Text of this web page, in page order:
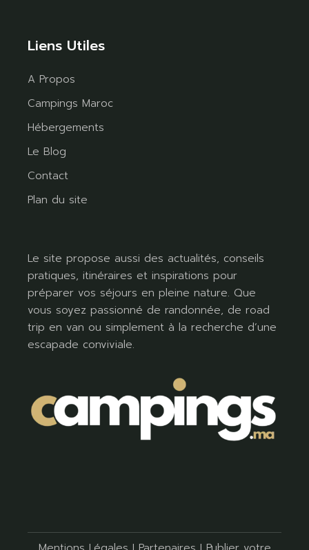
Liens Utiles
A Propos
Campings Maroc
Hébergements
Le Blog
Contact
Plan du site
Le site propose aussi des actualités, conseils
pratiques, itinéraires et inspirations pour
préparer vos séjours en pleine nature. Que
vous soyez passionné de randonnée, de road
trip en van ou simplement à la recherche d’une
escapade conviviale.